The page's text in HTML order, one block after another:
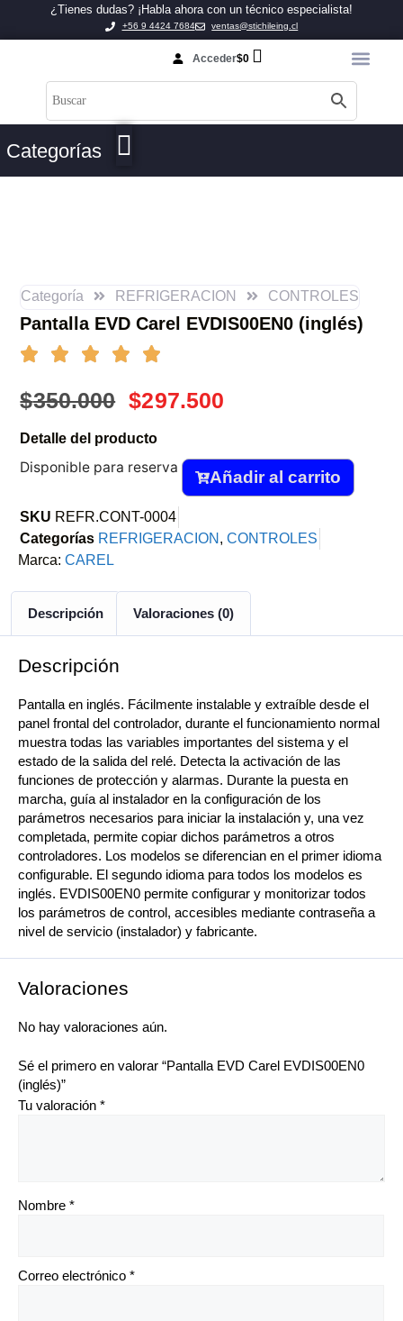
¿Tienes dudas? ¡Habla ahora con un técnico especialista!
+56 9 4424 7684 ventas@stichileing.cl
Acceder$0
Categorías
Categoría REFRIGERACION CONTROLES
Pantalla EVD Carel EVDIS00EN0 (inglés)
$350.000 $297.500
Detalle del producto
Disponible para reserva
Añadir al carrito
SKU REFR.CONT-0004
Categorías REFRIGERACION ,CONTROLES
Marca: CAREL
Descripción Valoraciones (0)
Descripción
Pantalla en inglés. Fácilmente instalable y extraíble desde el
panel frontal del controlador, durante el funcionamiento normal
muestra todas las variables importantes del sistema y el
estado de la salida del relé. Detecta la activación de las
funciones de protección y alarmas. Durante la puesta en
marcha, guía al instalador en la configuración de los
parámetros necesarios para iniciar la instalación y, una vez
completada, permite copiar dichos parámetros a otros
controladores. Los modelos se diferencian en el primer idioma
configurable. El segundo idioma para todos los modelos es
inglés. EVDIS00EN0 permite configurar y monitorizar todos
los parámetros de control, accesibles mediante contraseña a
nivel de servicio (instalador) y fabricante.
Valoraciones
No hay valoraciones aún.
Sé el primero en valorar “Pantalla EVD Carel EVDIS00EN0
(inglés)”
Tu valoración *
Nombre *
Correo electrónico *